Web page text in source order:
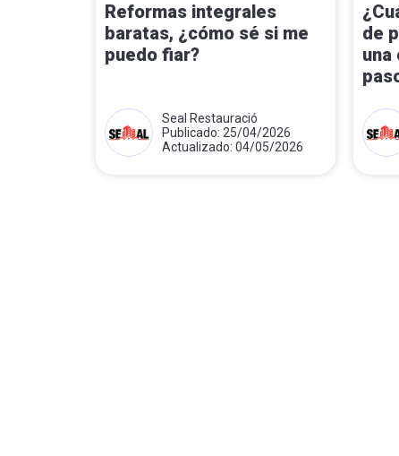
Reformas integrales
baratas, ¿cómo sé si me
puedo fiar?
Seal Restauració
Publicado: 25/04/2026
Actualizado: 04/05/2026
de
una